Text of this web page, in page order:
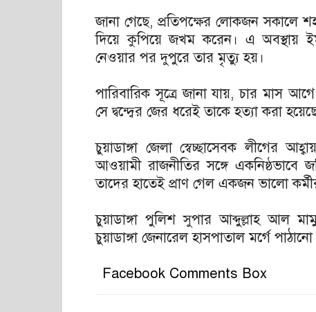
জানা গেছে, প্রতিপক্ষের লোকজন সকালে
দিয়ে কুপিয়ে জখম করেন। এ অবস্থায়
নেওয়ার পর দুপুরে তার মৃত্যু হয়।
পারিবারিক সূত্রে জানা যায়, চার মাস
সে দ্বন্দ্বের জের ধরেই তাকে হত্যা করা
চুয়াডাঙ্গা জেলা স্বেচ্ছাসেবক লীগের
আওয়ামী রাজনীতির সঙ্গে একনিষ্ঠভাবে
তাদের হাতেই প্রাণ গেল একজন ভালো
চুয়াডাঙ্গা পুলিশ সুপার আব্দুল্লাহ আল
চুয়াডাঙ্গা জেনারেল হাসপাতাল মর্গে
Facebook Comments Box